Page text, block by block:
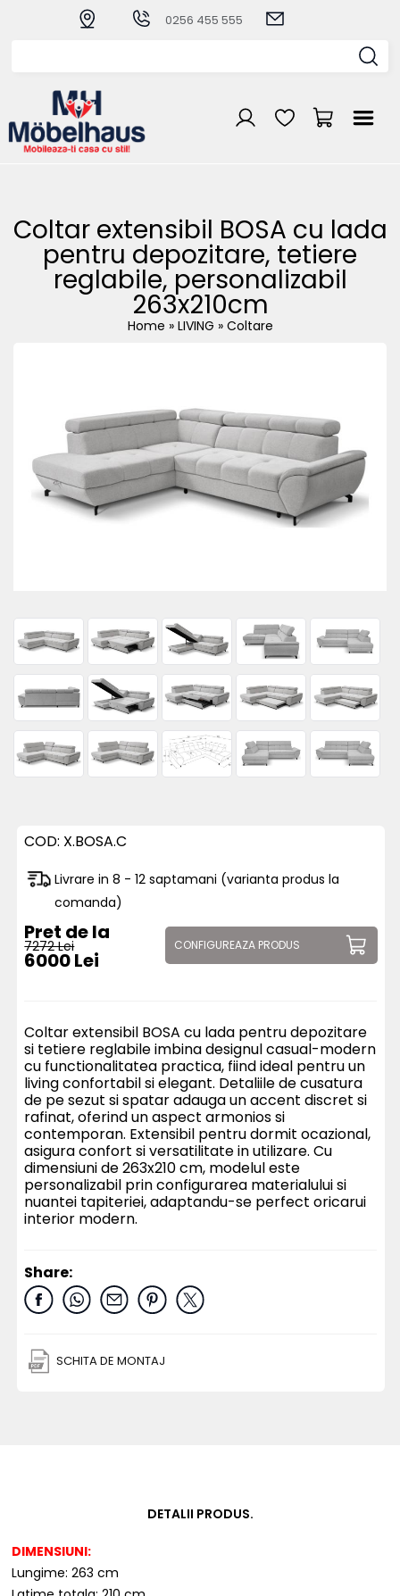
0256 455 555
Coltar extensibil BOSA cu lada
pentru depozitare, tetiere
reglabile, personalizabil
263x210cm
Home » LIVING » Coltare
COD: X.BOSA.C
Livrare in 8 - 12 saptamani (varianta produs la
comanda)
Pret de la
7272 Lei
6000 Lei
CONFIGUREAZA PRODUS
Coltar extensibil BOSA cu lada pentru depozitare
si tetiere reglabile imbina designul casual-modern
cu functionalitatea practica, fiind ideal pentru un
living confortabil si elegant. Detaliile de cusatura
de pe sezut si spatar adauga un accent discret si
rafinat, oferind un aspect armonios si
contemporan. Extensibil pentru dormit ocazional,
asigura confort si versatilitate in utilizare. Cu
dimensiuni de 263x210 cm, modelul este
personalizabil prin configurarea materialului si
nuantei tapiteriei, adaptandu-se perfect oricarui
interior modern.
Share:
SCHITA DE MONTAJ
DETALII PRODUS.
DIMENSIUNI:
Lungime: 263 cm